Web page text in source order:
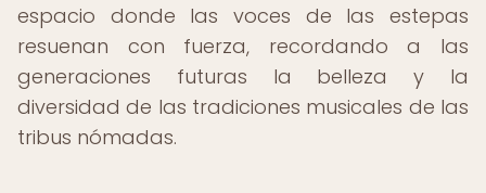
espacio donde las voces de las estepas
resuenan con fuerza, recordando a las
generaciones futuras la belleza y la
diversidad de las tradiciones musicales de las
tribus nómadas.